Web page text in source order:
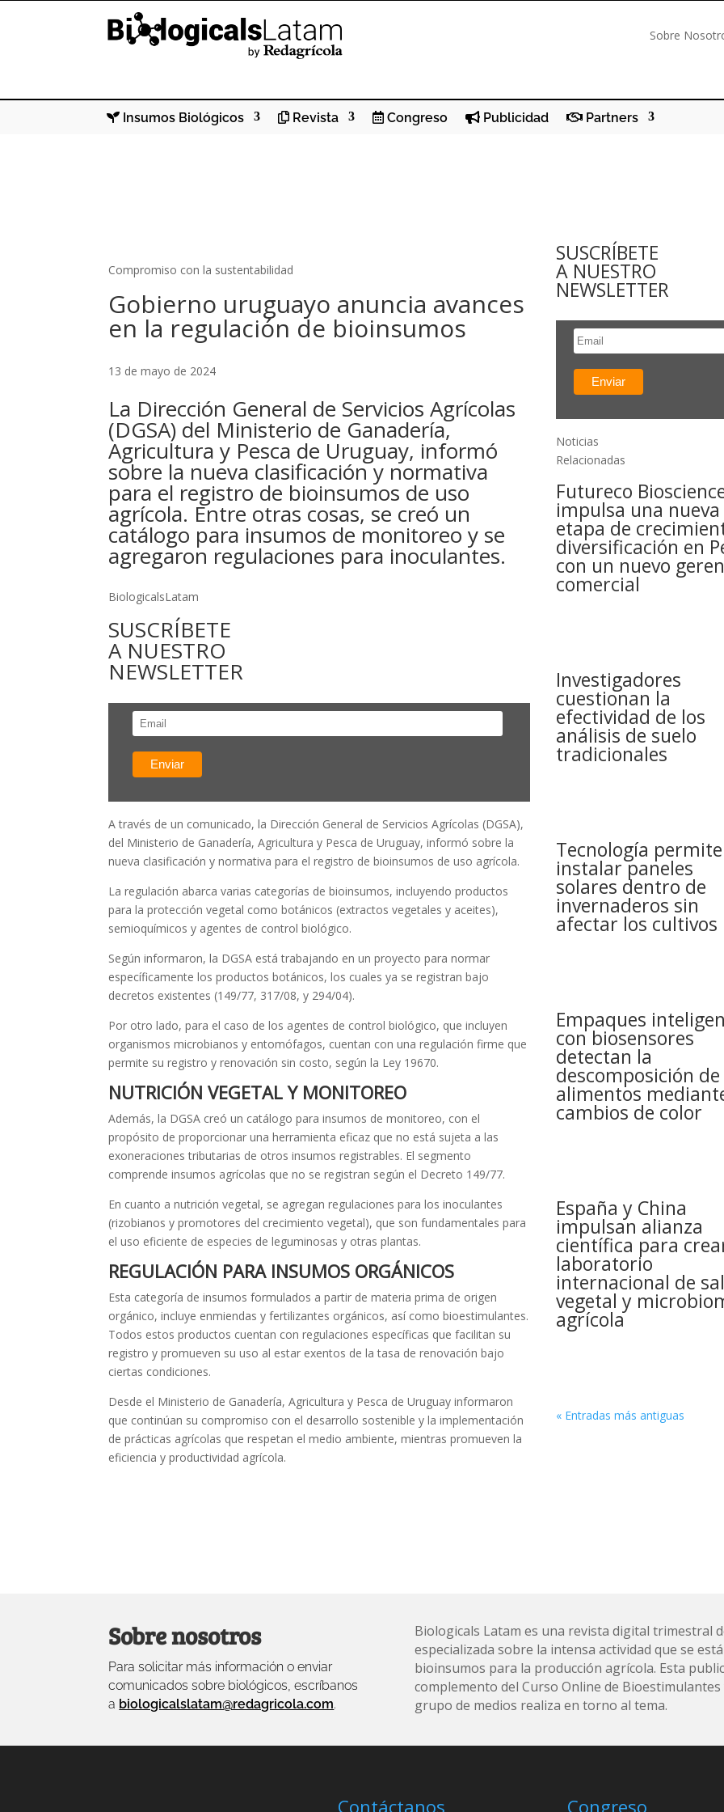
Sobre
Insumos Biológicos Revista Congreso Publicidad Partners
Compromiso con la sustentabilidad
Gobierno uruguayo anuncia avances
en la regulación de bioinsumos
13 de mayo de 2024
La Dirección General de Servicios Agrícolas
(DGSA) del Ministerio de Ganadería,
Agricultura y Pesca de Uruguay, informó
sobre la nueva clasificación y normativa
para el registro de bioinsumos de uso
agrícola. Entre otras cosas, se creó un
catálogo para insumos de monitoreo y se
agregaron regulaciones para inoculantes.
BiologicalsLatam
SUSCRÍBETE
A NUESTRO
NEWSLETTER
A través de un comunicado, la Dirección General de Servicios Agrícolas (DGSA),
del Ministerio de Ganadería, Agricultura y Pesca de Uruguay, informó sobre la
nueva clasificación y normativa para el registro de bioinsumos de uso agrícola.
La regulación abarca varias categorías de bioinsumos, incluyendo productos
para la protección vegetal como botánicos (extractos vegetales y aceites),
semioquímicos y agentes de control biológico.
Según informaron, la DGSA está trabajando en un proyecto para normar
específicamente los productos botánicos, los cuales ya se registran bajo
decretos existentes (149/77, 317/08, y 294/04).
Por otro lado, para el caso de los agentes de control biológico, que incluyen
organismos microbianos y entomófagos, cuentan con una regulación firme que
permite su registro y renovación sin costo, según la Ley 19670.
NUTRICIÓN VEGETAL Y MONITOREO
Además, la DGSA creó un catálogo para insumos de monitoreo, con el
propósito de proporcionar una herramienta eficaz que no está sujeta a las
exoneraciones tributarias de otros insumos registrables. El segmento
comprende insumos agrícolas que no se registran según el Decreto 149/77.
En cuanto a nutrición vegetal, se agregan regulaciones para los inoculantes
(rizobianos y promotores del crecimiento vegetal), que son fundamentales para
el uso eficiente de especies de leguminosas y otras plantas.
REGULACIÓN PARA INSUMOS ORGÁNICOS
Esta categoría de insumos formulados a partir de materia prima de origen
orgánico, incluye enmiendas y fertilizantes orgánicos, así como bioestimulantes.
Todos estos productos cuentan con regulaciones específicas que facilitan su
registro y promueven su uso al estar exentos de la tasa de renovación bajo
ciertas condiciones.
Desde el Ministerio de Ganadería, Agricultura y Pesca de Uruguay informaron
que continúan su compromiso con el desarrollo sostenible y la implementación
de prácticas agrícolas que respetan el medio ambiente, mientras promueven la
eficiencia y productividad agrícola.
SUSCRÍBETE
A NUESTRO
NEWSLETTER
Noticias
Relacionadas
Futureco
impulsa una nueva
etapa de
diversificación en
con un nuevo
comercial
Investigadores
cuestionan la
efectividad de los
análisis de suelo
tradicionales
Tecnología permite
instalar paneles
solares dentro de
invernaderos sin
afectar los cultivos
Empaques
con biosensores
detectan la
descomposición de
alimentos
cambios de color
España y China
impulsan alianza
científica para
laboratorio
internacional de
vegetal y
agrícola
« Entradas más antiguas
Sobre nosotros
Para solicitar más información o enviar
comunicados sobre biológicos, escríbanos
a biologicalslatam@redagricola.com.
Biologicals Latam es una revista digital trimestral
especializada sobre la intensa actividad que se
bioinsumos para la producción agrícola. Esta
complemento del Curso Online de
grupo de medios realiza en torno al tema.
Contáctanos Congreso